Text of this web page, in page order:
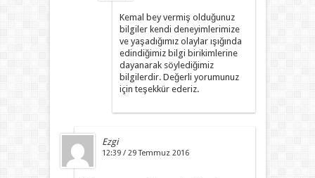
Kemal bey vermiş olduğunuz
bilgiler kendi deneyimlerimize
ve yaşadığımız olaylar ışığında
edindiğimiz bilgi birikimlerine
dayanarak söylediğimiz
bilgilerdir. Değerli yorumunuz
için teşekkür ederiz.
Ezgi
12:39 / 29 Temmuz 2016